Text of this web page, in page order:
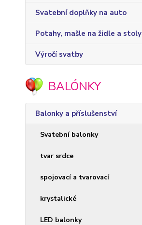
Svatební doplňky na auto
Potahy, mašle na židle a stoly
Výročí svatby
BALÓNKY
Balonky a příslušenství
Svatební balonky
tvar srdce
spojovací a tvarovací
krystalické
LED balonky